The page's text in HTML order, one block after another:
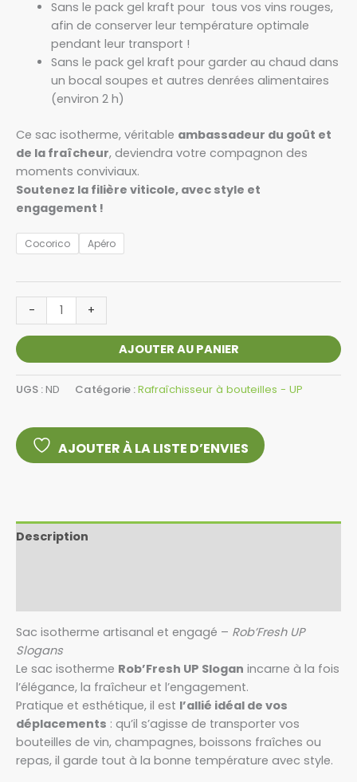
Sans le pack gel kraft pour tous vos vins rouges,
afin de conserver leur température optimale
pendant leur transport !
Sans le pack gel kraft pour garder au chaud dans
un bocal soupes et autres denrées alimentaires
(environ 2 h)
Ce sac isotherme, véritable ambassadeur du goût et
de la fraîcheur, deviendra votre compagnon des
moments conviviaux.
Soutenez la filière viticole, avec style et
engagement !
Cocorico Apéro
- +
AJOUTER AU PANIER
UGS :ND Catégorie :Rafraîchisseur à bouteilles - UP
AJOUTER À LA LISTE D’ENVIES
Description
Sac isotherme artisanal et engagé – Rob’Fresh UP
Slogans
Le sac isotherme Rob’Fresh UP Slogan incarne à la fois
l’élégance, la fraîcheur et l’engagement.
Pratique et esthétique, il est l’allié idéal de vos
déplacements : qu’il s’agisse de transporter vos
bouteilles de vin, champagnes, boissons fraîches ou
repas, il garde tout à la bonne température avec style.